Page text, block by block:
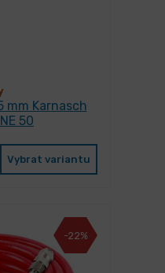
Karnasch
50
Vybrat variantu
-22%